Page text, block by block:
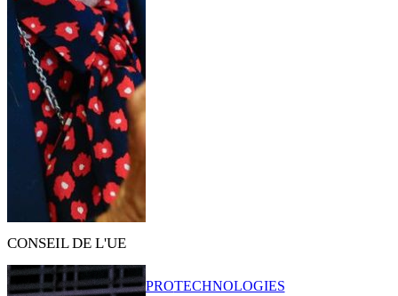
CONSEIL DE L'UE
PROTECHNOLOGIES